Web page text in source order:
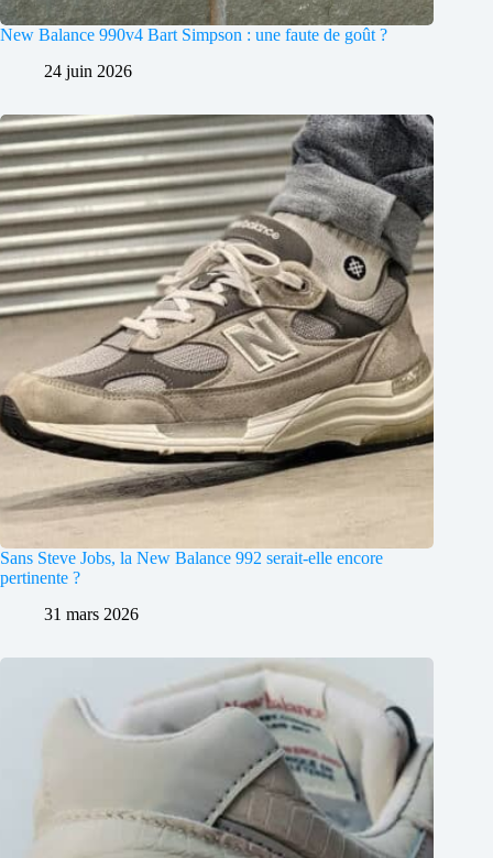
New Balance 990v4 Bart Simpson : une faute de goût ?
24 juin 2026
Sans Steve Jobs, la New Balance 992 serait-elle encore
pertinente ?
31 mars 2026